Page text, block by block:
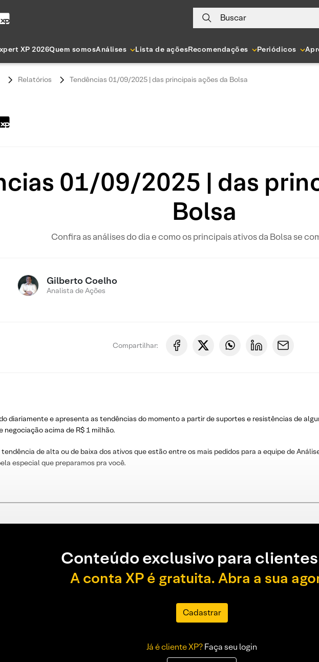
Buscar
XP 2026Quem somosAnálises Lista de açõesRecomendações Periódicos
Relatórios Tendências 01/09/2025 | das principais ações da Bolsa
01/09/2025 | das
Bolsa
Confira as análises do dia e como os principais ativos da Bolsa se
Gilberto Coelho
Analista de Ações
Compartilhar:
diariamente e apresenta as tendências do momento a partir de suportes e resistências de
negociação acima de R$ 1 milhão.
de alta ou de baixa dos ativos que estão entre os mais pedidos para a equipe de
especial que preparamos pra você.
Conteúdo exclusivo para
A conta XP é gratuita. Abra a sua
Cadastrar
Já é cliente XP?Faça seu login